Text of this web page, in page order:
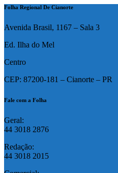
Folha Regional De Cianorte
Avenida Brasil, 1167 – Sala 3
Ed. Ilha do Mel
Centro
CEP: 87200-181 – Cianorte – PR
Fale com a Folha
Geral:
44 3018 2876
Redação:
44 3018 2015